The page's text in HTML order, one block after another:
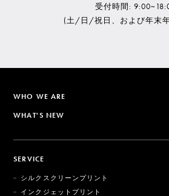
受付時間:
(土/日/祝日、および年末
WHO WE ARE
WHAT'S NEW
SERVICE
シルクスクリーンプリント
インクジェットプリント